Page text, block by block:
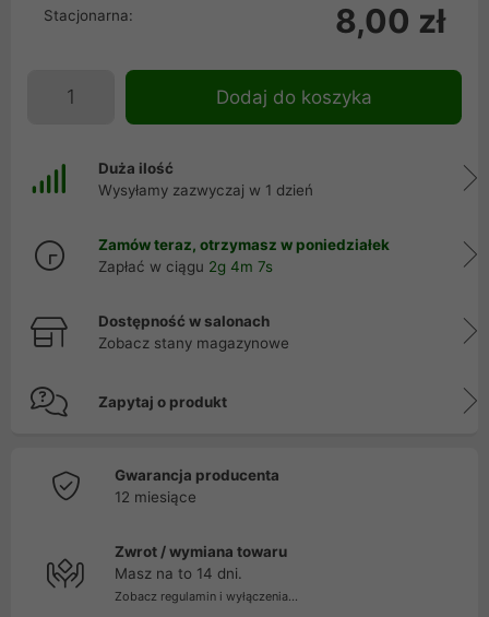
Stacjonarna: 8,00 zł
Dodaj do koszyka
Duża ilość
Wysyłamy zazwyczaj w 1 dzień
Zamów teraz, otrzymasz w poniedziałek
Zapłać w ciągu 2g 4m 7s
Dostępność w salonach
Zobacz stany magazynowe
Zapytaj o produkt
Gwarancja producenta
12 miesiące
Zwrot / wymiana towaru
Masz na to 14 dni.
Zobacz regulamin i wyłączenia...